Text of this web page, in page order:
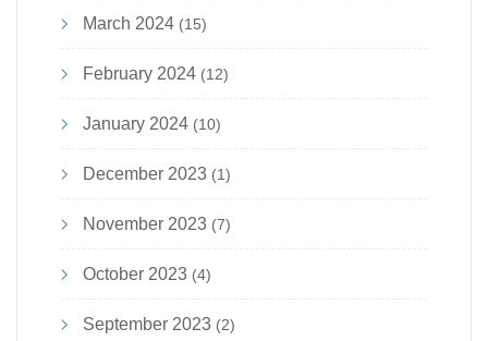
March 2024 (15)
February 2024 (12)
January 2024 (10)
December 2023 (1)
November 2023 (7)
October 2023 (4)
September 2023 (2)